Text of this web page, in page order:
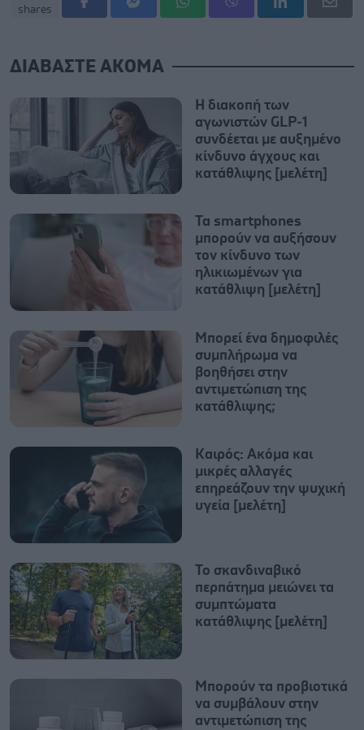
shares
ΔΙΑΒΑΣΤΕ ΑΚΟΜΑ
Η διακοπή των
αγωνιστών GLP-1
συνδέεται με αυξημένο
κίνδυνο άγχους και
κατάθλιψης [μελέτη]
Τα smartphones
μπορούν να αυξήσουν
τον κίνδυνο των
ηλικιωμένων για
κατάθλιψη [μελέτη]
Μπορεί ένα δημοφιλές
συμπλήρωμα να
βοηθήσει στην
αντιμετώπιση της
κατάθλιψης;
Καιρός: Ακόμα και
μικρές αλλαγές
επηρεάζουν την ψυχική
υγεία [μελέτη]
Το σκανδιναβικό
περπάτημα μειώνει τα
συμπτώματα
κατάθλιψης [μελέτη]
Μπορούν τα προβιοτικά
να συμβάλουν στην
αντιμετώπιση της